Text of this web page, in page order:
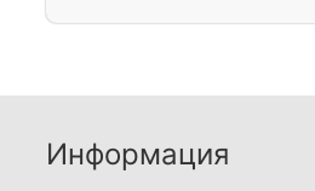
Информация